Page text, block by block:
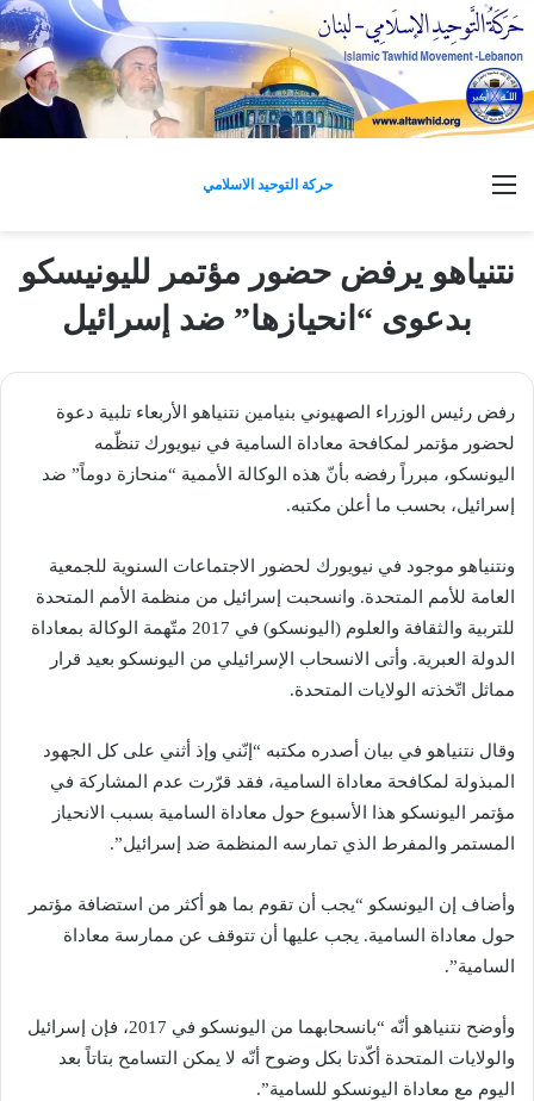
حركة التوحيد الاسلامي
نتنياهو يرفض حضور مؤتمر لليونيسكو
بدعوى “انحيازها” ضد إسرائيل
رفض رئيس الوزراء الصهيوني بنيامين نتنياهو الأربعاء تلبية دعوة
لحضور مؤتمر لمكافحة معاداة السامية في نيويورك تنظّمه
اليونسكو، مبرراً رفضه بأنّ هذه الوكالة الأممية “منحازة دوماً” ضد
إسرائيل، بحسب ما أعلن مكتبه.
ونتنياهو موجود في نيويورك لحضور الاجتماعات السنوية للجمعية
العامة للأمم المتحدة. وانسحبت إسرائيل من منظمة الأمم المتحدة
للتربية والثقافة والعلوم (اليونسكو) في 2017 متّهمة الوكالة بمعاداة
الدولة العبرية. وأتى الانسحاب الإسرائيلي من اليونسكو بعيد قرار
مماثل اتّخذته الولايات المتحدة.
وقال نتنياهو في بيان أصدره مكتبه “إنّني وإذ أثني على كل الجهود
المبذولة لمكافحة معاداة السامية، فقد قرّرت عدم المشاركة في
مؤتمر اليونسكو هذا الأسبوع حول معاداة السامية بسبب الانحياز
المستمر والمفرط الذي تمارسه المنظمة ضد إسرائيل”.
وأضاف إن اليونسكو “يجب أن تقوم بما هو أكثر من استضافة مؤتمر
حول معاداة السامية. يجب عليها أن تتوقف عن ممارسة معاداة
السامية”.
وأوضح نتنياهو أنّه “بانسحابهما من اليونسكو في 2017، فإن إسرائيل
والولايات المتحدة أكّدتا بكل وضوح أنّه لا يمكن التسامح بتاتاً بعد
اليوم مع معاداة اليونسكو للسامية”.